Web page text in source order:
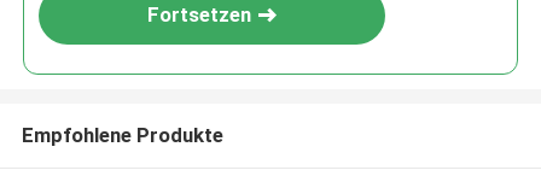
Fortsetzen
Empfohlene Produkte